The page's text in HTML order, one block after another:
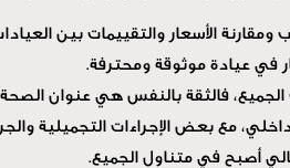
الأسعار والتقييمات بين
في عيادة موثوقة ومحترفة.
الجميع، فالثقة بالنفس هي عنوان
مع بعض الإجراءات التجميلية
أصبح في متناول الجميع.